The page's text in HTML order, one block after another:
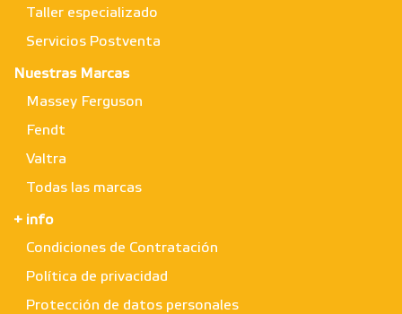
Taller especializado
Servicios Postventa
Nuestras Marcas
Massey Ferguson
Fendt
Valtra
Todas las marcas
+ info
Condiciones de Contratación
Política de privacidad
Protección de datos personales